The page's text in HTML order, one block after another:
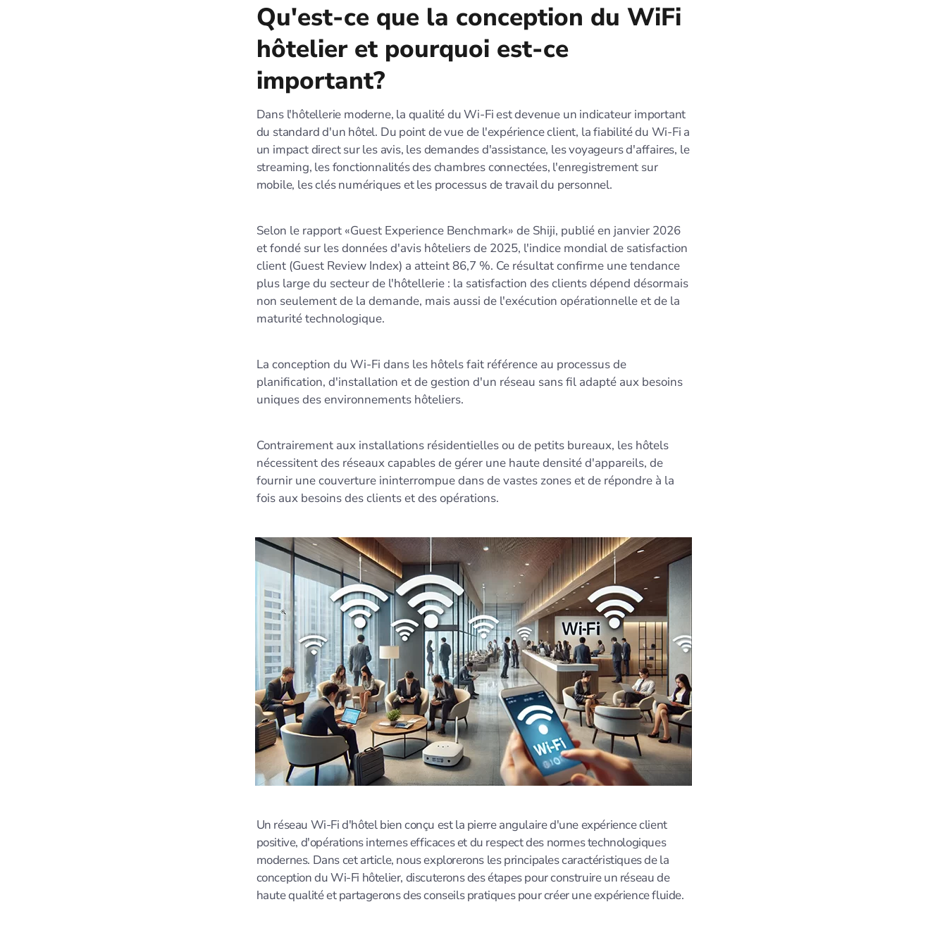
Qu'est-ce que la conception du WiFi
hôtelier et pourquoi est-ce
important?
Dans l'hôtellerie moderne, la qualité du Wi-Fi est devenue un indicateur important
du standard d'un hôtel. Du point de vue de l'expérience client, la fiabilité du Wi-Fi a
un impact direct sur les avis, les demandes d'assistance, les voyageurs d'affaires, le
streaming, les fonctionnalités des chambres connectées, l'enregistrement sur
mobile, les clés numériques et les processus de travail du personnel.
Selon le rapport «Guest Experience Benchmark» de Shiji, publié en janvier 2026
et fondé sur les données d'avis hôteliers de 2025, l'indice mondial de satisfaction
client (Guest Review Index) a atteint 86,7 %. Ce résultat confirme une tendance
plus large du secteur de l'hôtellerie : la satisfaction des clients dépend désormais
non seulement de la demande, mais aussi de l'exécution opérationnelle et de la
maturité technologique.
La conception du Wi-Fi dans les hôtels fait référence au processus de
planification, d'installation et de gestion d'un réseau sans fil adapté aux besoins
uniques des environnements hôteliers.
Contrairement aux installations résidentielles ou de petits bureaux, les hôtels
nécessitent des réseaux capables de gérer une haute densité d'appareils, de
fournir une couverture ininterrompue dans de vastes zones et de répondre à la
fois aux besoins des clients et des opérations.
Un réseau Wi-Fi d'hôtel bien conçu est la pierre angulaire d'une expérience client
positive, d'opérations internes efficaces et du respect des normes technologiques
modernes. Dans cet article, nous explorerons les principales caractéristiques de la
conception du Wi-Fi hôtelier, discuterons des étapes pour construire un réseau de
haute qualité et partagerons des conseils pratiques pour créer une expérience fluide.